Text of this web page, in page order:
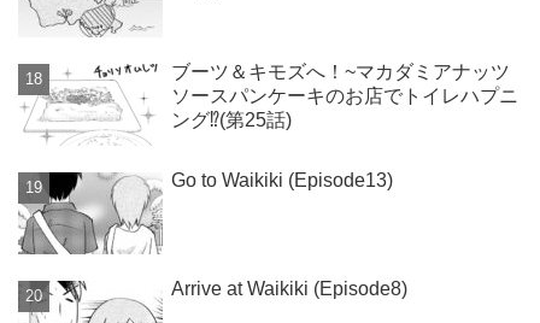
ブーツ＆キモズへ！~マカダミアナッツ
ソースパンケーキのお店でトイレハプニ
ング⁉(第25話)
Go to Waikiki (Episode13)
Arrive at Waikiki (Episode8)